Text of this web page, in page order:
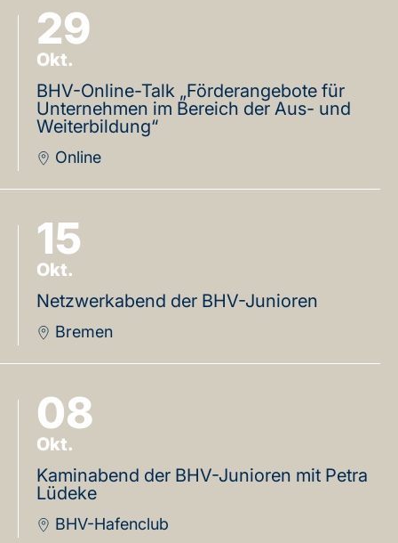
29
Okt.
BHV-Online-Talk „Förderangebote für
Unternehmen im Bereich der Aus- und
Weiterbildung“
Online
15
Okt.
Netzwerkabend der BHV-Junioren
Bremen
08
Okt.
Kaminabend der BHV-Junioren mit Petra
Lüdeke
BHV-Hafenclub